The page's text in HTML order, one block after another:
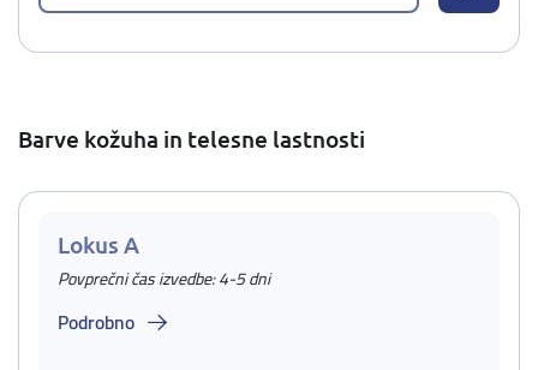
Barve kožuha in telesne lastnosti
Lokus A
Povprečni čas izvedbe: 4-5 dni
Podrobno